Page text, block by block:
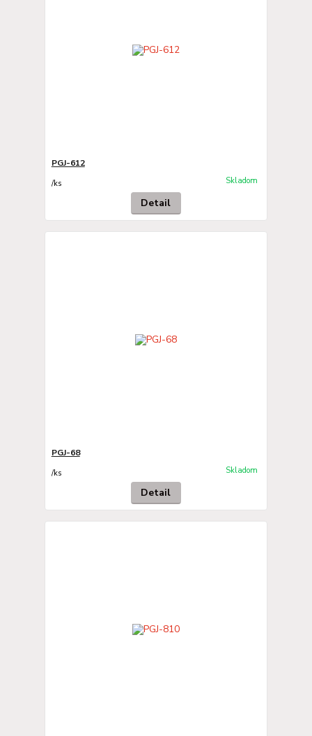
PGJ-612
/ks Skladom
Detail
PGJ-68
/ks Skladom
Detail